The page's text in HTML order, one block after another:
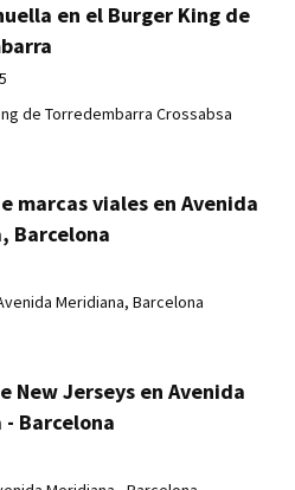
en el Burger King de
de Torredembarra Crossabsa
marcas viales en Avenida
Barcelona
Meridiana, Barcelona
New Jerseys en Avenida
Barcelona